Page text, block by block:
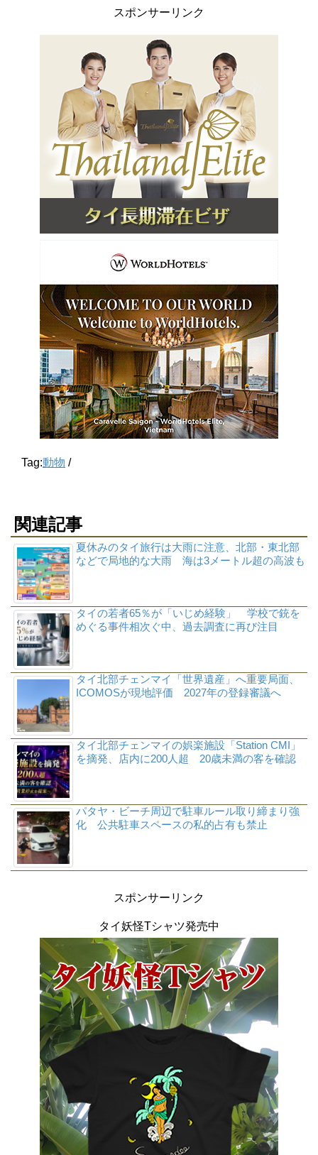
スポンサーリンク
Tag:動物 /
関連記事
夏休みのタイ旅行は大雨に注意、北部・東北部
などで局地的な大雨 海は3メートル超の高波も
タイの若者65％が「いじめ経験」 学校で銃を
めぐる事件相次ぐ中、過去調査に再び注目
タイ北部チェンマイ「世界遺産」へ重要局面、
ICOMOSが現地評価 2027年の登録審議へ
タイ北部チェンマイの娯楽施設「Station CMI」
を摘発、店内に200人超 20歳未満の客を確認
パタヤ・ビーチ周辺で駐車ルール取り締まり強
化 公共駐車スペースの私的占有も禁止
スポンサーリンク
タイ妖怪Tシャツ発売中